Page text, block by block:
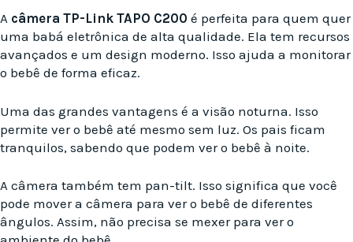
A câmera TP-Link TAPO C200 é perfeita para quem quer
uma babá eletrônica de alta qualidade. Ela tem recursos
avançados e um design moderno. Isso ajuda a monitorar
o bebê de forma eficaz.
Uma das grandes vantagens é a visão noturna. Isso
permite ver o bebê até mesmo sem luz. Os pais ficam
tranquilos, sabendo que podem ver o bebê à noite.
A câmera também tem pan-tilt. Isso significa que você
pode mover a câmera para ver o bebê de diferentes
ângulos. Assim, não precisa se mexer para ver o